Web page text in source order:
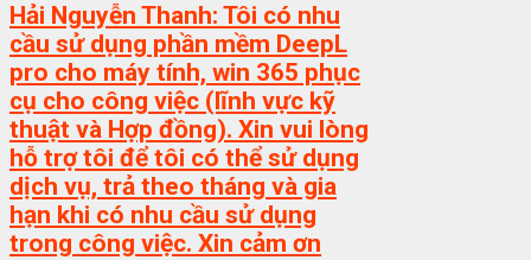
Hải Nguyễn Thanh: Tôi có nhu
cầu sử dụng phần mềm DeepL
pro cho máy tính, win 365 phục
cụ cho công việc (lĩnh vực kỹ
thuật và Hợp đồng). Xin vui lòng
hỗ trợ tôi để tôi có thể sử dụng
dịch vụ, trả theo tháng và gia
hạn khi có nhu cầu sử dụng
trong công việc. Xin cảm ơn